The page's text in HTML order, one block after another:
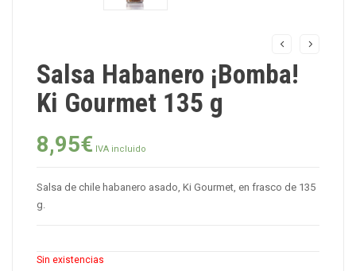
Salsa Habanero ¡Bomba!
Ki Gourmet 135 g
8,95€ IVA incluido
Salsa de chile habanero asado, Ki Gourmet, en frasco de 135
g.
Sin existencias